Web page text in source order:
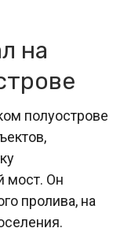
на
полуострове
мост. Он
пролива, на